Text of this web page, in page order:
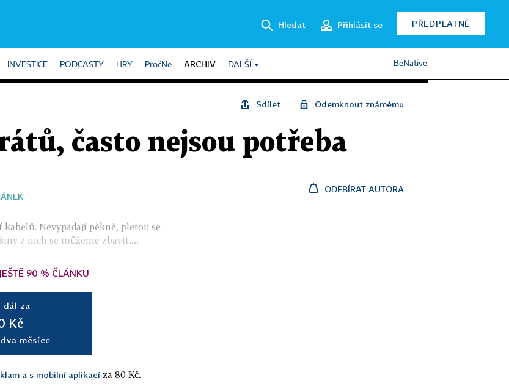
Hledat Přihlásit se PŘEDPLATNÉ
INVESTICE PODCASTY HRY PročNe ARCHIV DALŠÍ BeNative
Sdílet Odemknout známému
často nejsou potřeba
ODEBÍRAT AUTORA
Nevypadají pěkně, pletou se
z nich se můžeme zbavit....
90 % ČLÁNKU
dál za
Kč
měsíce
a s mobilní aplikací za 80 Kč.